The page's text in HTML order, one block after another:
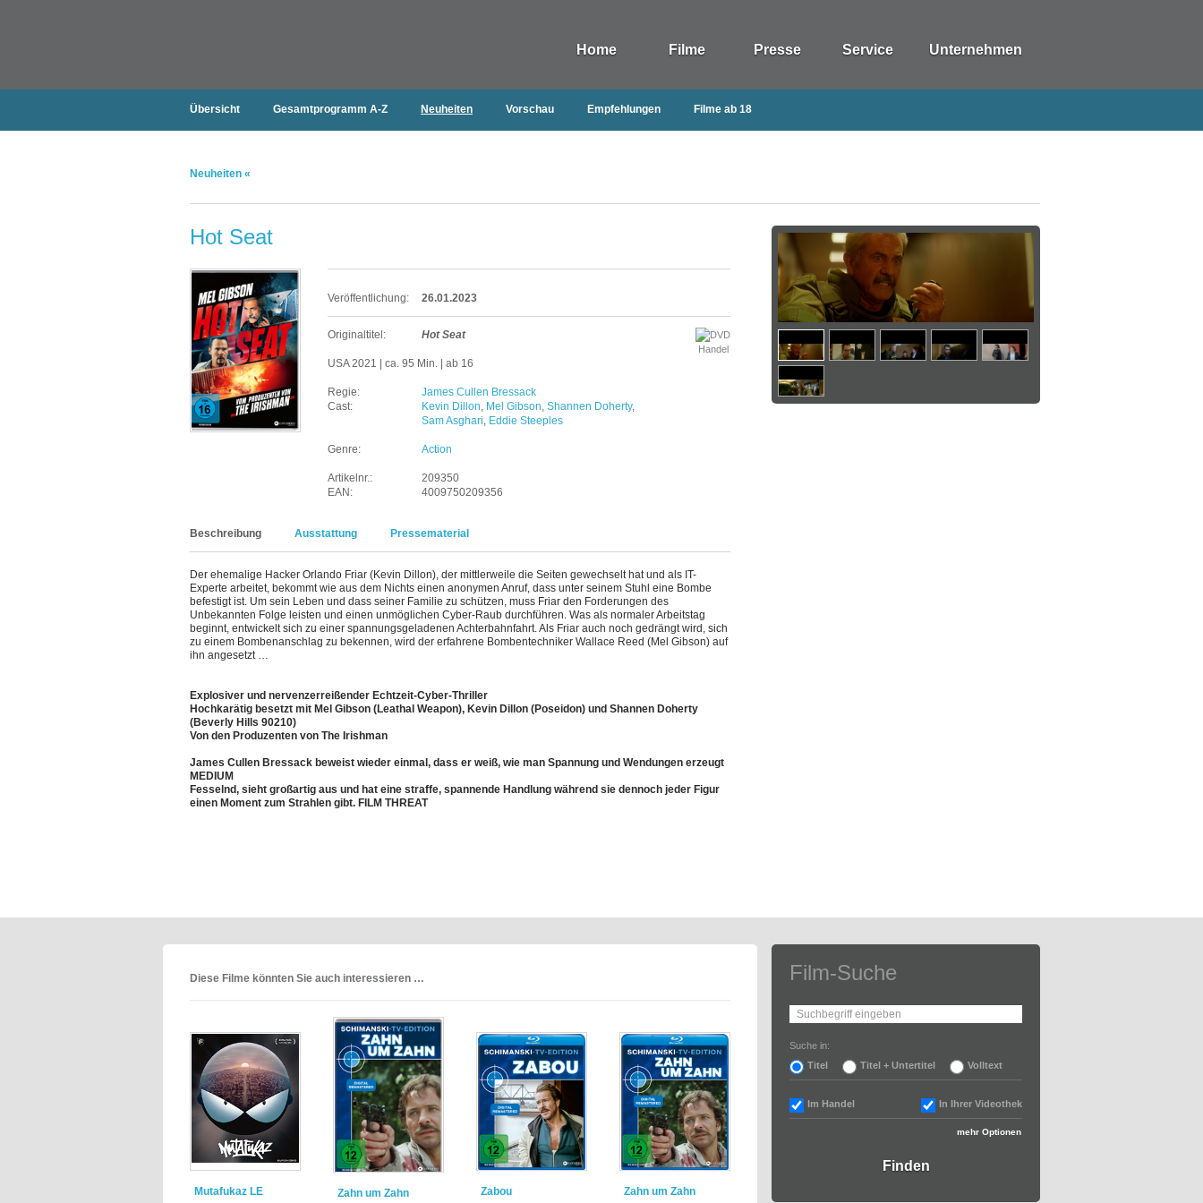
Home Filme Presse Service Unternehmen
Übersicht Gesamtprogramm A-Z Neuheiten Vorschau Empfehlungen Filme ab 18
Neuheiten «
Hot Seat
Veröffentlichung: 26.01.2023
Handel
Originaltitel: Hot Seat
USA 2021 | ca. 95 Min. | ab 16
Regie:
James Cullen Bressack
Cast:
Kevin Dillon, Mel Gibson, Shannen Doherty,
Sam Asghari, Eddie Steeples
Genre: Action
Artikelnr.:
209350
EAN:
4009750209356
Beschreibung Ausstattung Pressematerial
Der ehemalige Hacker Orlando Friar (Kevin Dillon), der mittlerweile die Seiten gewechselt hat und als IT-
Experte arbeitet, bekommt wie aus dem Nichts einen anonymen Anruf, dass unter seinem Stuhl eine Bombe
befestigt ist. Um sein Leben und dass seiner Familie zu schützen, muss Friar den Forderungen des
Unbekannten Folge leisten und einen unmöglichen Cyber-Raub durchführen. Was als normaler Arbeitstag
beginnt, entwickelt sich zu einer spannungsgeladenen Achterbahnfahrt. Als Friar auch noch gedrängt wird, sich
zu einem Bombenanschlag zu bekennen, wird der erfahrene Bombentechniker Wallace Reed (Mel Gibson) auf
ihn angesetzt …
Explosiver und nervenzerreißender Echtzeit-Cyber-Thriller
Hochkarätig besetzt mit Mel Gibson (Leathal Weapon), Kevin Dillon (Poseidon) und Shannen Doherty
(Beverly Hills 90210)
Von den Produzenten von The Irishman
James Cullen Bressack beweist wieder einmal, dass er weiß, wie man Spannung und Wendungen erzeugt
MEDIUM
Fesselnd, sieht großartig aus und hat eine straffe, spannende Handlung während sie dennoch jeder Figur
einen Moment zum Strahlen gibt. FILM THREAT
Diese Filme könnten Sie auch interessieren …
Mutafukaz LE Zahn um Zahn Zabou Zahn um Zahn
Film-Suche
Suche in:
Titel
Titel + Untertitel Volltext
Im Handel In Ihrer Videothek
mehr Optionen